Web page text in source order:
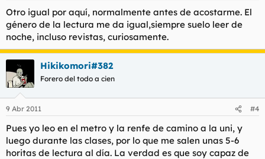
Otro igual por aquí, normalmente antes de acostarme. El
género de la lectura me da igual,siempre suelo leer de
noche, incluso revistas, curiosamente.
Hikikomori#382
Forero del todo a cien
9 Abr 2011 #4
Pues yo leo en el metro y la renfe de camino a la uni, y
luego durante las clases, por lo que me salen unas 5-6
horitas de lectura al día. La verdad es que soy capaz de